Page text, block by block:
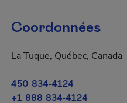
Coordonnées
La Tuque, Québec, Canada
450 834-4124
+1 888 834-4124